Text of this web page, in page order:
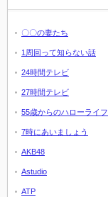
〇〇の妻たち
1周回って知らない話
24時間テレビ
27時間テレビ
55歳からのハローライフ
7時にあいましょう
AKB48
Astudio
ATP